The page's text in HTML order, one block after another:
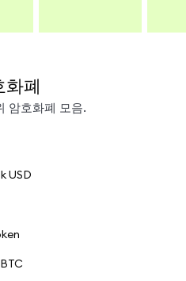
화폐
암호화폐 모음.
USD